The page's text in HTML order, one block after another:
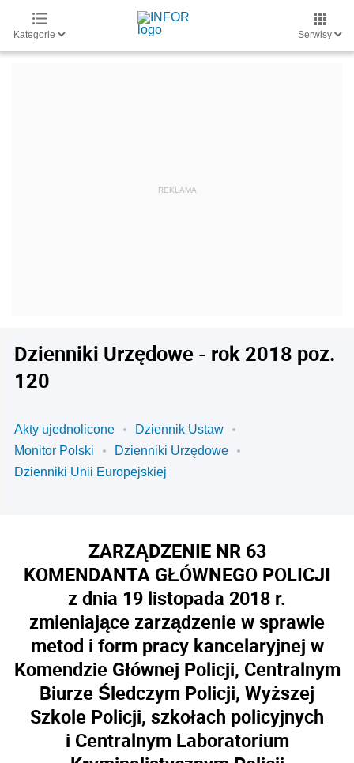
Kategorie Serwisy
Dzienniki Urzędowe - rok 2018 poz.
120
Akty ujednolicone
Dziennik Ustaw
Monitor Polski
Dzienniki Urzędowe
Dzienniki Unii Europejskiej
ZARZĄDZENIE NR 63
KOMENDANTA GŁÓWNEGO POLICJI
z dnia 19 listopada 2018 r.
zmieniające zarządzenie w sprawie
metod i form pracy kancelaryjnej w
Komendzie Głównej Policji, Centralnym
Biurze Śledczym Policji, Wyższej
Szkole Policji, szkołach policyjnych
i Centralnym Laboratorium